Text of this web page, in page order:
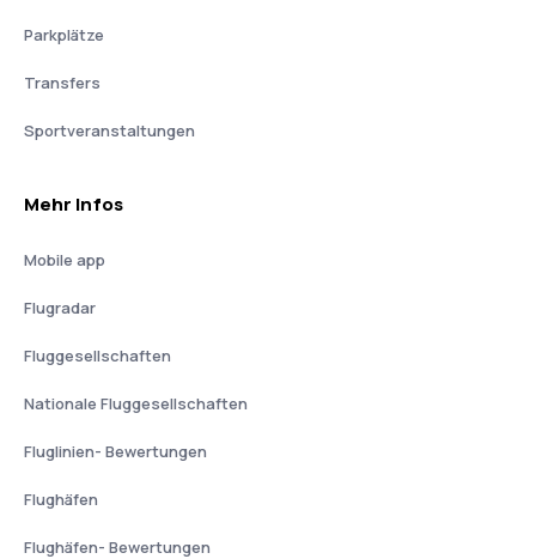
Parkplätze
Transfers
Sportveranstaltungen
Mehr Infos
Mobile app
Flugradar
Fluggesellschaften
Nationale Fluggesellschaften
Fluglinien- Bewertungen
Flughäfen
Flughäfen- Bewertungen